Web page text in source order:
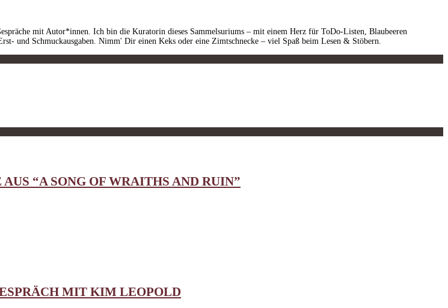
mit Autor*innen. Ich bin die Kuratorin dieses Sammelsuriums – mit einem Herz für ToDo-Listen, Blaubeeren
und Schmuckausgaben. Nimm' Dir einen Keks oder eine Zimtschnecke – viel Spaß beim Lesen & Stöbern.
“A SONG OF WRAITHS AND RUIN”
MIT KIM LEOPOLD